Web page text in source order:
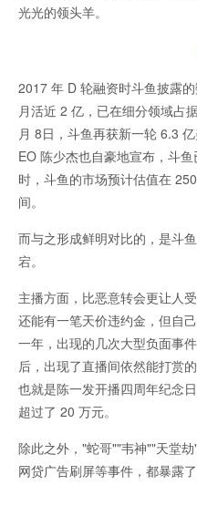
光光的领头羊。
2017 年 D 轮融资时斗鱼披露
月活近 2 亿，已在细分领域占
月 8日，斗鱼再获新一轮 6.3
EO 陈少杰也自豪地宣布，斗
时，斗鱼的市场预计估值在
间。
而与之形成鲜明对比的，是斗
宕。
主播方面，比恶意转会更让人
还能有一笔天价违约金，但自
一年，出现的几次大型负面事
后，出现了直播间依然能打赏
也就是陈一发开播四周年纪念
超过了 20 万元。
除此之外，"蛇哥""韦神""天堂
网贷广告刷屏等事件，都暴露